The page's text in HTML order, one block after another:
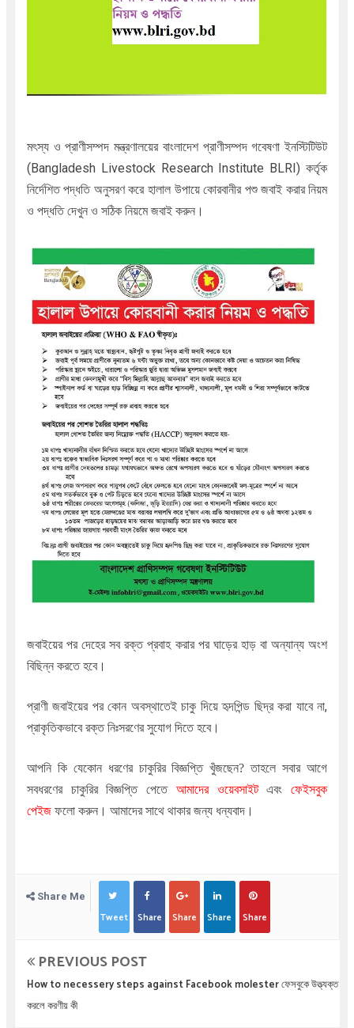
মৎস্য ও প্রাণীসম্পদ মন্ত্রণালয়ের বাংলাদেশ প্রাণীসম্পদ গবেষণা ইনস্টিটিউট
(Bangladesh Livestock Research Institute BLRI) কর্তৃক
নির্দেশিত পদ্ধতি অনুসরণ করে হালাল উপায়ে কোরবানীর পশু জবাই করার নিয়ম
ও পদ্ধতি দেখুন ও সঠিক নিয়মে জবাই করুন।
জবাইয়ের পর দেহের সব রক্ত প্রবাহ করার পর ঘাড়ের হাড় বা অন্যান্য অংশ
বিছিন্ন করতে হবে।
প্রাণী জবাইয়ের পর কোন অবস্থাতেই চাকু দিয়ে হৃদপিন্ড ছিদ্র করা যাবে না,
প্রাকৃতিকভাবে রক্ত নিঃসরণের ‍সুযোগ দিতে হবে।
আপনি কি যেকোন ধরণের চাকুরির বিজ্ঞপ্তি খুঁজছেন?তাহলে সবার আগে
সবধরণের চাকুরির বিজ্ঞপ্তি পেতে
আমাদের ওয়েবসাইট এবংফেইসবুক
পেইজফলো করুন। আমাদের সাথে থাকার জন্য ধন্যবাদ।
Share Me
Tweet Share Share Share Share
PREVIOUS POST
How to necessery steps against Facebook molester ফেসবুকে উত্ত্যক্ত
করলে করণীয় কী